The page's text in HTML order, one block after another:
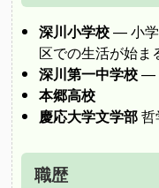
深川小学校— 小学
区での生活が始ま
深川第一中学校—
本郷高校
慶応大学文学部哲
職歴